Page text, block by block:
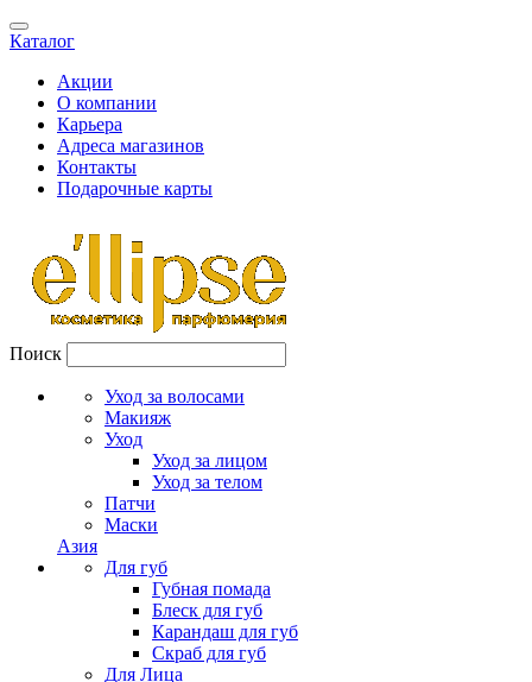
Каталог
Акции
О компании
Карьера
Адреса магазинов
Контакты
Подарочные карты
Поиск
Уход за волосами
Макияж
Уход
Уход за лицом
Уход за телом
Патчи
Маски
Азия
Для губ
Губная помада
Блеск для губ
Карандаш для губ
Скраб для губ
Для Лица